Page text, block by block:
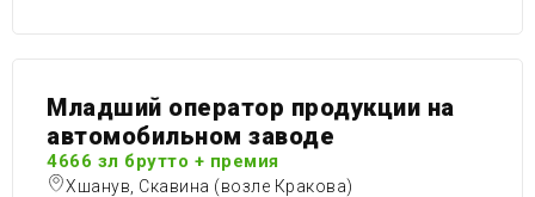
Младший оператор продукции на
автомобильном заводе
4666 зл брутто + премия
Хшанув, Скавина (возле Кракова)